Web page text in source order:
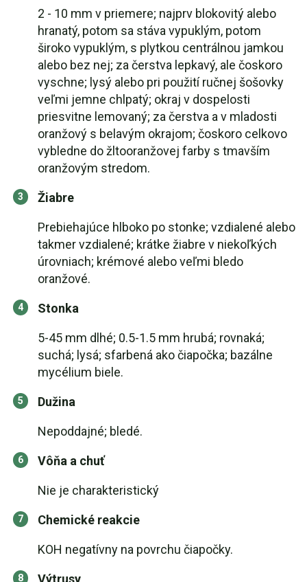
2 - 10 mm v priemere; najprv blokovitý alebo
hranatý, potom sa stáva vypuklým, potom
široko vypuklým, s plytkou centrálnou jamkou
alebo bez nej; za čerstva lepkavý, ale čoskoro
vyschne; lysý alebo pri použití ručnej šošovky
veľmi jemne chlpatý; okraj v dospelosti
priesvitne lemovaný; za čerstva a v mladosti
oranžový s belavým okrajom; čoskoro celkovo
vybledne do žltooranžovej farby s tmavším
oranžovým stredom.
Žiabre
Prebiehajúce hlboko po stonke; vzdialené alebo
takmer vzdialené; krátke žiabre v niekoľkých
úrovniach; krémové alebo veľmi bledo
oranžové.
Stonka
5-45 mm dlhé; 0.5-1.5 mm hrubá; rovnaká;
suchá; lysá; sfarbená ako čiapočka; bazálne
mycélium biele.
Dužina
Nepoddajné; bledé.
Vôňa a chuť
Nie je charakteristický
Chemické reakcie
KOH negatívny na povrchu čiapočky.
Výtrusy